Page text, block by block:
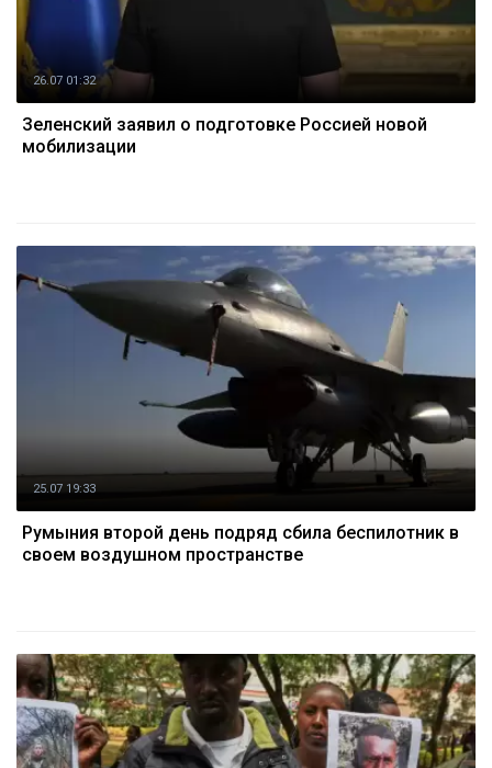
26.07 01:32
Зеленский заявил о подготовке Россией новой
мобилизации
25.07 19:33
Румыния второй день подряд сбила беспилотник в
своем воздушном пространстве